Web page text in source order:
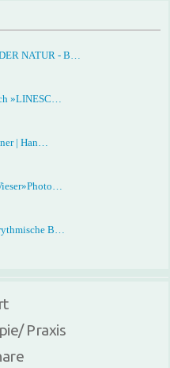
NATUR - B…
»LINESC…
| Han…
B…
Praxis